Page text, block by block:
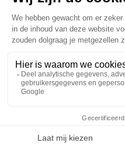
Voedingssupplement dat moet worden
evenwichtige voeding en een gezonde
overschrijden. Enkel voor